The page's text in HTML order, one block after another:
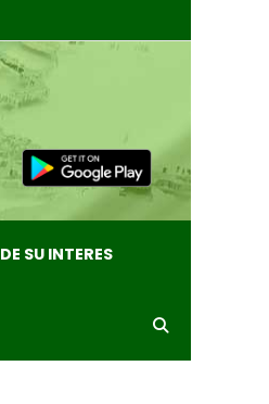
DE SU INTERES